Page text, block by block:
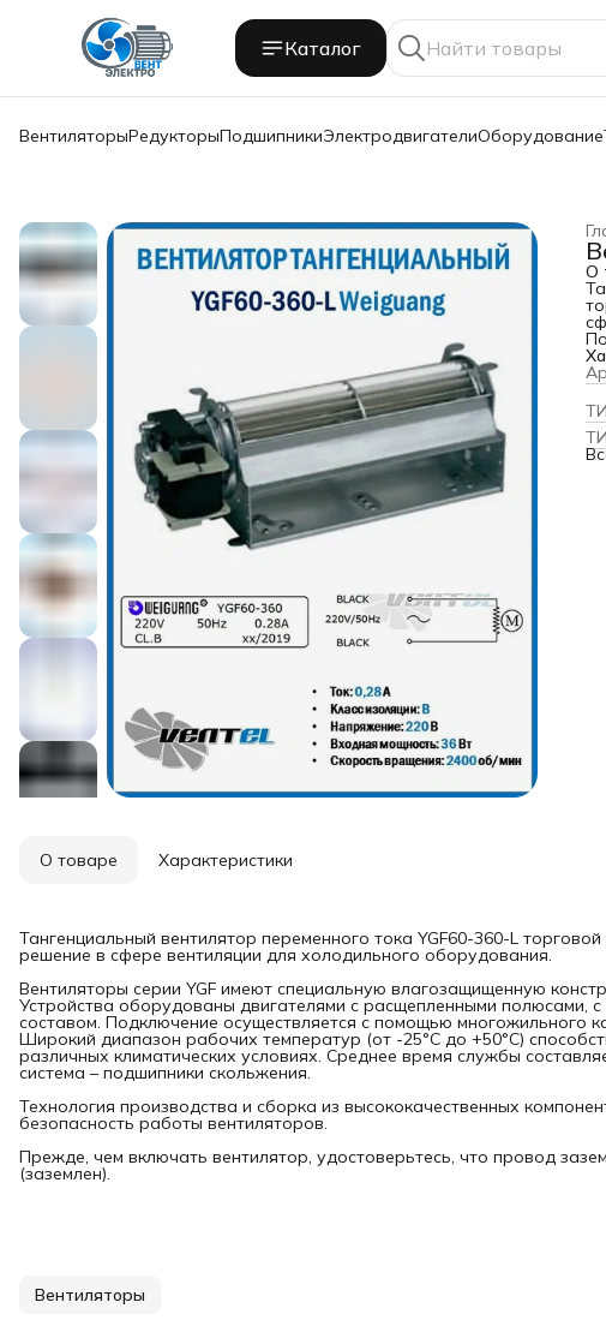
Каталог
ВентиляторыРедукторыПодшипникиЭлектродвигателиОборудование
О
О товаре Характеристики
Тангенциальный вентилятор переменного тока YGF60-360-L
решение в сфере вентиляции для холодильного оборудования.
Вентиляторы серии YGF имеют специальную влагозащищенную
Устройства оборудованы двигателями с расщепленными полюсами,
составом. Подключение осуществляется с помощью многожильного
Широкий диапазон рабочих температур (от -25°С до +50°С)
различных климатических условиях. Среднее время службы
система – подшипники скольжения.
Технология производства и сборка из высококачественных
безопасность работы вентиляторов.
Прежде, чем включать вентилятор, удостоверьтесь, что провод
(заземлен).
Вентиляторы